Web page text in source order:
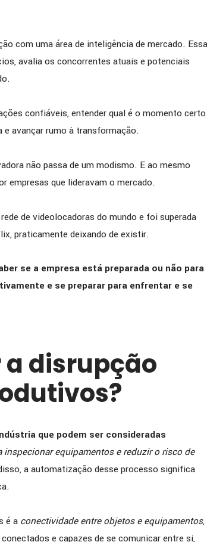
com uma área de inteligência de mercado. Essa
avalia os concorrentes atuais e potenciais
confiáveis, entender qual é o momento certo
avançar rumo à transformação.
não passa de um modismo. E ao mesmo
empresas que lideravam o mercado.
de videolocadoras do mundo e foi superada
praticamente deixando de existir.
se a empresa está preparada ou não para
e se preparar para enfrentar e se
disrupção
que podem ser consideradas
inspecionar equipamentos e reduzir o risco de
a automatização desse processo significa
é a conectividade entre objetos e equipamentos,
e capazes de se comunicar entre si,